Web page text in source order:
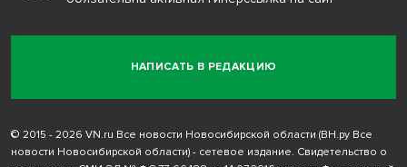
НАПИСАТЬ В РЕДАКЦИЮ
© 2015 - 2026 VN.ru Все новости Новосибирской области (ВН.ру Все
новости Новосибирской области) - сетевое издание. Свидетельство о